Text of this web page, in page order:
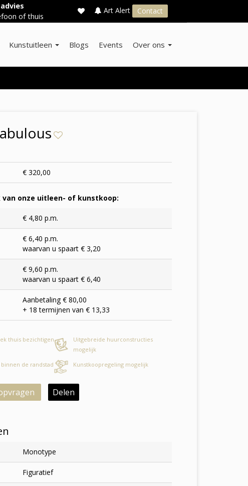
of thuis
Art Alert Contact
Kunstuitleen Blogs Events Over ons
€ 320,00
onze uitleen- of kunstkoop:
€ 4,80 p.m.
€ 6,40 p.m.
waarvan u spaart € 3,20
€ 9,60 p.m.
waarvan u spaart € 6,40
Aanbetaling € 80,00
+ 18 termijnen van € 13,33
thuis bezichtigen
Uitgebreide huurconstructies
mogelijk
de randstad
Kunstkoopregeling mogelijk
Delen
Monotype
Figuratief